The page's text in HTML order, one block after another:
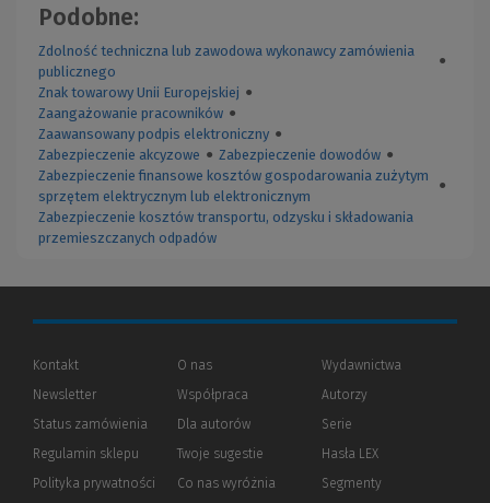
Podobne:
Zdolność techniczna lub zawodowa wykonawcy zamówienia
publicznego
●
Znak towarowy Unii Europejskiej ●
Zaangażowanie pracowników ●
Zaawansowany podpis elektroniczny ●
Zabezpieczenie akcyzowe ● Zabezpieczenie dowodów ●
Zabezpieczenie finansowe kosztów gospodarowania zużytym
sprzętem elektrycznym lub elektronicznym
●
Zabezpieczenie kosztów transportu, odzysku i składowania
przemieszczanych odpadów
Kontakt
Newsletter
Status zamówienia
Regulamin sklepu
Polityka prywatności (Nowe
(Link
O nas
Współpraca
Dla autorów(Nowe
(Link
innej
Twoje sugestie
Co nas wyróżnia
Wydawnictwa
Autorzy
Serie
Hasła LEX
Segmenty